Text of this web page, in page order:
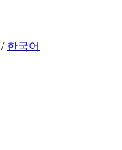
/ 한국어